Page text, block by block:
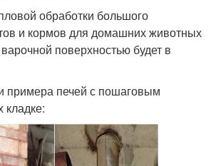
обработки большого
и кормов для домашних животных
поверхностью будет в
примера печей с пошаговым
кладке: